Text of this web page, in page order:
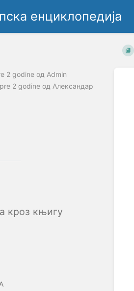
енциклопедија
2 godine oд Admin
pre 2 godine од Александар
кроз књигу